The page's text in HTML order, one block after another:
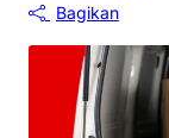
Bagikan